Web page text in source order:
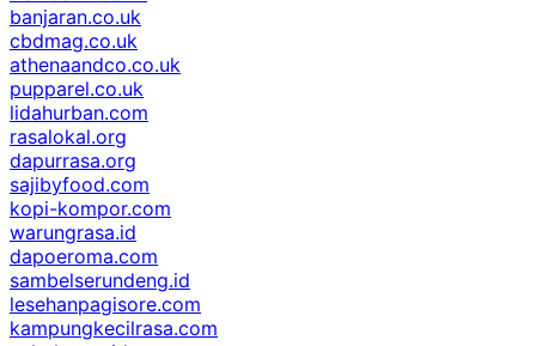
banjaran.co.uk
cbdmag.co.uk
athenaandco.co.uk
pupparel.co.uk
lidahurban.com
rasalokal.org
dapurrasa.org
sajibyfood.com
kopi-kompor.com
warungrasa.id
dapoeroma.com
sambelserundeng.id
lesehanpagisore.com
kampungkecilrasa.com